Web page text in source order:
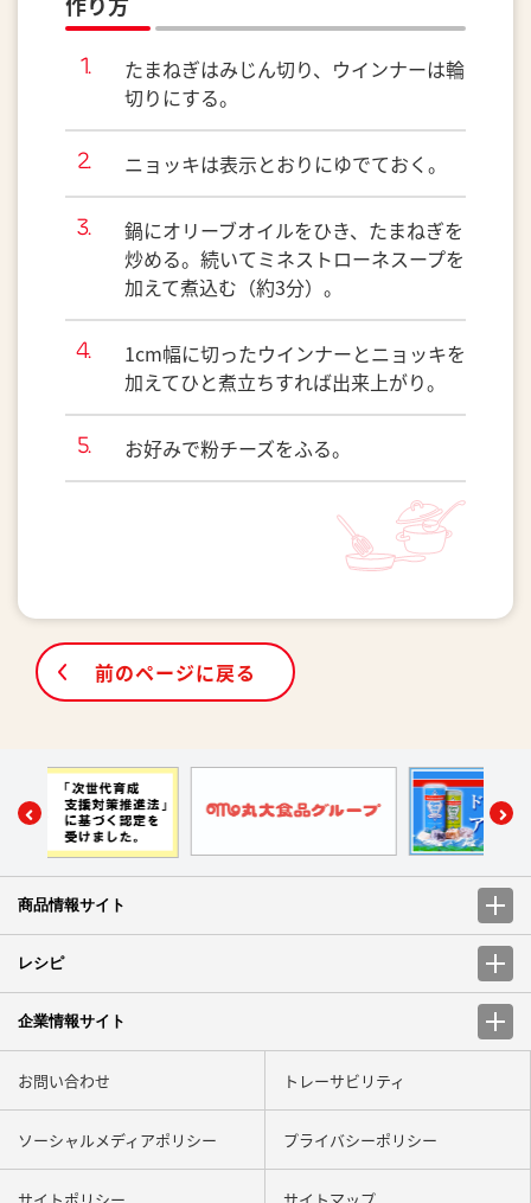
たまねぎはみじん切り、ウインナーは輪
切りにする。
ニョッキは表示とおりにゆでておく。
鍋にオリーブオイルをひき、たまねぎを
炒める。続いてミネストローネスープを
加えて煮込む（約3分）。
1cm幅に切ったウインナーとニョッキを
加えてひと煮立ちすれば出来上がり。
お好みで粉チーズをふる。
前のページに戻る
商品情報サイト
レシピ
企業情報サイト
お問い合わせ トレーサビリティ
ソーシャルメディアポリシー プライバシーポリシー